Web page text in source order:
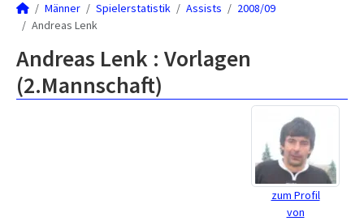
Männer Spielerstatistik Assists
2008/09
Andreas Lenk
Andreas Lenk : Vorlagen
(2.Mannschaft)
zum Profil
von